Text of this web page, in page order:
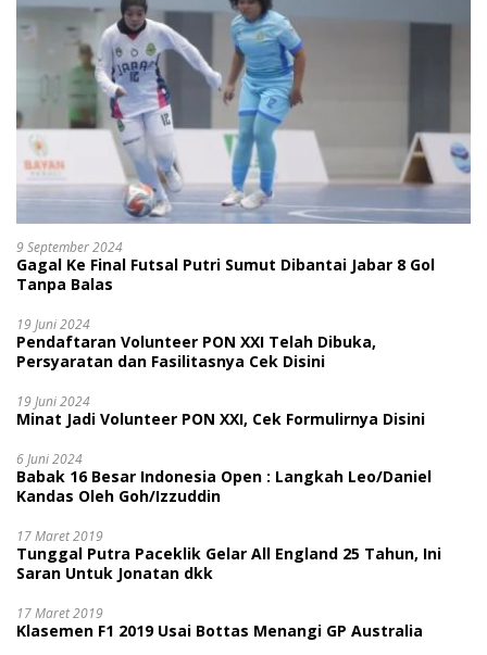
9 September 2024
Gagal Ke Final Futsal Putri Sumut Dibantai Jabar 8 Gol
Tanpa Balas
19 Juni 2024
Pendaftaran Volunteer PON XXI Telah Dibuka,
Persyaratan dan Fasilitasnya Cek Disini
19 Juni 2024
Minat Jadi Volunteer PON XXI, Cek Formulirnya Disini
6 Juni 2024
Babak 16 Besar Indonesia Open : Langkah Leo/Daniel
Kandas Oleh Goh/Izzuddin
17 Maret 2019
Tunggal Putra Paceklik Gelar All England 25 Tahun, Ini
Saran Untuk Jonatan dkk
17 Maret 2019
Klasemen F1 2019 Usai Bottas Menangi GP Australia